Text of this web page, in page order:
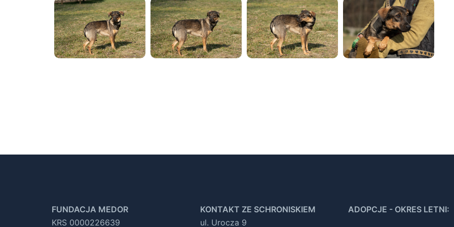
FUNDACJA MEDOR
KRS 0000226639
KONTAKT ZE SCHRONISKIEM
ul. Urocza 9
ADOPCJE - OKRES LETNI: